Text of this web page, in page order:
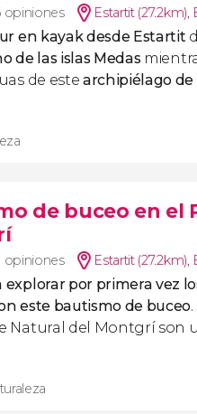
opiniones Estartit (27.2km),
en kayak desde Estartit
de las islas Medas
de este archipiélago de
de buceo en el
opiniones Estartit (27.2km),
por primera vez
este bautismo de buceo
Natural del Montgrí son